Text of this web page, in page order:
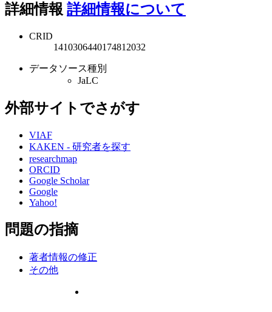
詳細情報 詳細情報について
CRID
1410306440174812032
データソース種別
JaLC
外部サイトでさがす
VIAF
KAKEN - 研究者を探す
researchmap
ORCID
Google Scholar
Google
Yahoo!
問題の指摘
著者情報の修正
その他